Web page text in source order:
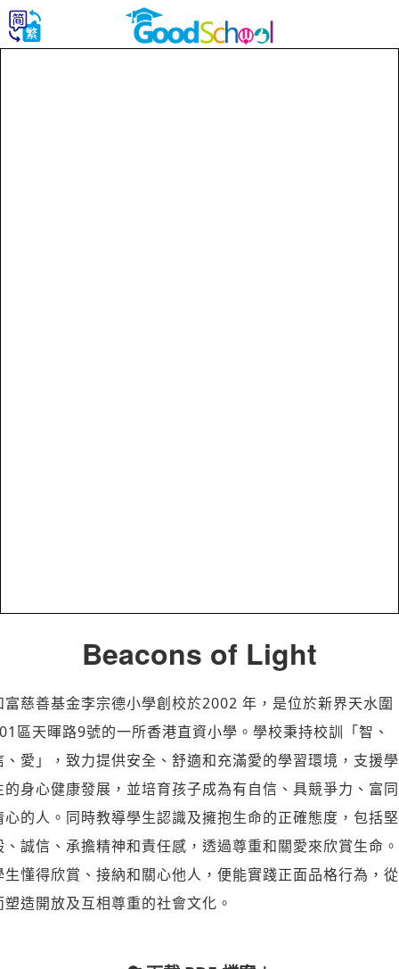
Beacons of Light
富慈善基金李宗德小學創校於2002 年，是位於新界天水圍
區天暉路9號的一所香港直資小學。學校秉持校訓「智、
、愛」，致力提供安全、舒適和充滿愛的學習環境，支援學
的身心健康發展，並培育孩子成為有自信、具競爭力、富同
心的人。同時教導學生認識及擁抱生命的正確態度，包括堅
、誠信、承擔精神和責任感，透過尊重和關愛來欣賞生命。
生懂得欣賞、接納和關心他人，便能實踐正面品格行為，從
塑造開放及互相尊重的社會文化。